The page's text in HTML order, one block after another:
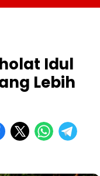
Idul
Lebih